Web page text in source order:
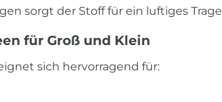
sorgt der Stoff für ein luftiges
für Groß und Klein
sich hervorragend für: